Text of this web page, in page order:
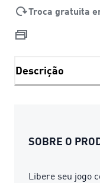
Troca gratuita
Descrição
SOBRE O
Libere seu jogo